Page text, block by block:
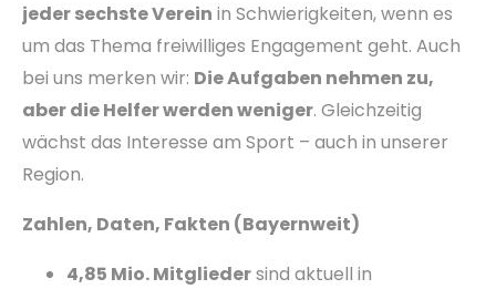
jeder sechste Verein in Schwierigkeiten, wenn es
um das Thema freiwilliges Engagement geht. Auch
bei uns merken wir: Die Aufgaben nehmen zu,
aber die Helfer werden weniger. Gleichzeitig
wächst das Interesse am Sport – auch in unserer
Region.
Zahlen, Daten, Fakten (Bayernweit)
4,85 Mio. Mitgliedersind aktuell in